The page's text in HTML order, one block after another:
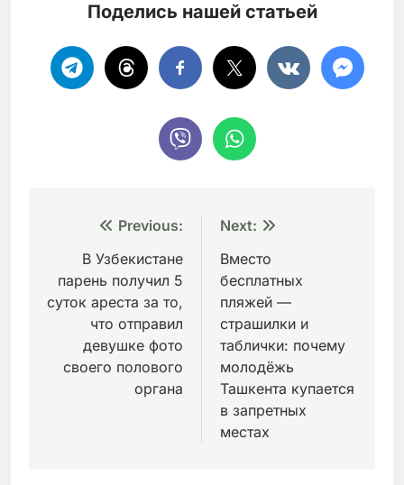
Поделись нашей статьей
Навигация
записям
Previous:
В Узбекистане
парень получил 5
суток ареста за то,
что отправил
девушке фото
своего полового
органа
Next:
Вместо
бесплатных
пляжей —
страшилки и
таблички: почему
молодёжь
Ташкента купается
в запретных
местах